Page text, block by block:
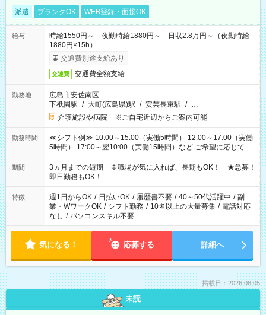
派遣 ブランクOK WEB登録・面接OK
給与
時給1550円～ 夜勤時給1880円～ 日収2.8万円～（夜勤時給
1880円×15h）
交通費別途支給あり
交通費 交通費全額支給
勤務地
広島市安佐南区
下祇園駅 / 大町(広島県)駅 / 安芸長束駅 / …
介護施設や病院 ※ご自宅近辺からご案内可能
勤務時間
≪シフト例≫ 10:00～15:00（実働5時間） 12:00～17:00（実働
5時間） 17:00～翌10:00（実働15時間）など ご希望に応じて、
働く時間は調整できます！ お気軽に担当へ相談ください！
期間
3ヵ月までの短期 ※職場が気に入れば、長期もOK！ ★急募！
即日勤務もOK！
特徴 週1日からOK / 日払いOK / 履歴書不要 / 40～50代活躍中 / 副
業・WワークOK / シフト勤務 / 10名以上の大量募集 / 電話対応
なし / パソコンスキル不要
気になる！ 応募する 詳細へ
掲載日：2026.08.05
未読